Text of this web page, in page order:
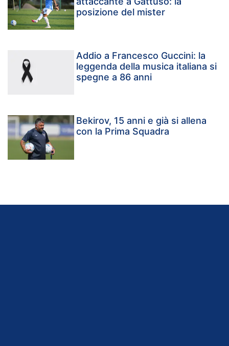
posizione del mister
Addio a Francesco Guccini: la
leggenda della musica italiana si
spegne a 86 anni
Bekirov, 15 anni e già si allena
con la Prima Squadra